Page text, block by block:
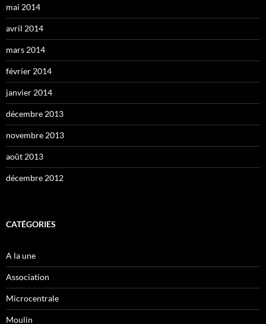
mai 2014
avril 2014
mars 2014
février 2014
janvier 2014
décembre 2013
novembre 2013
août 2013
décembre 2012
CATÉGORIES
A la une
Association
Microcentrale
Moulin